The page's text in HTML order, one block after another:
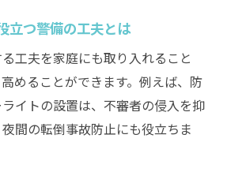
立つ警備の工夫とは
工夫を家庭にも取り入れること
めることができます。例えば、防
イトの設置は、不審者の侵入を抑
間の転倒事故防止にも役立ちま